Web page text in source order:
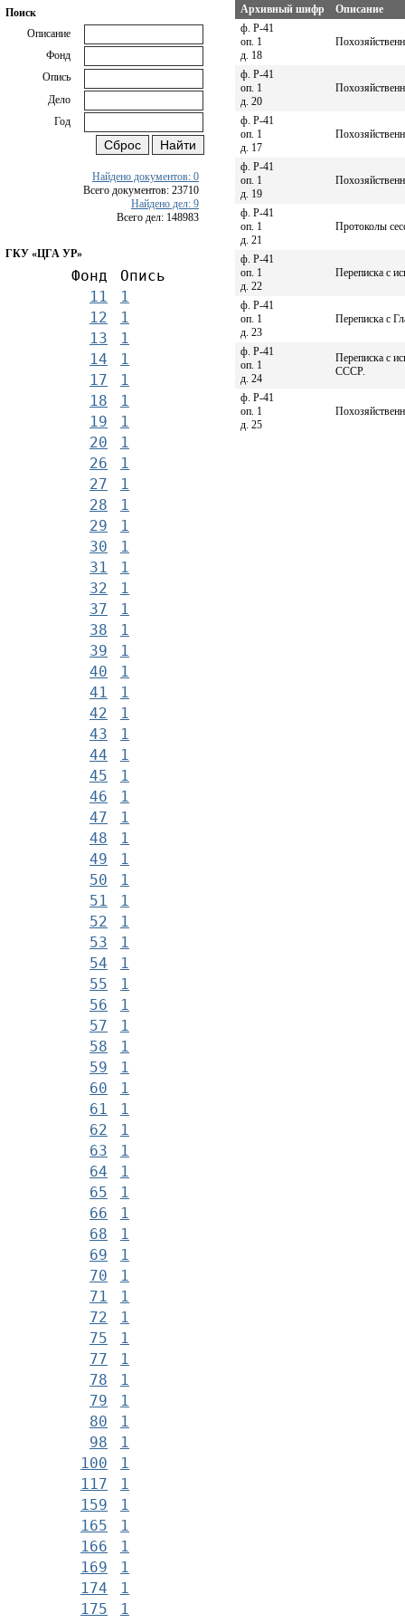
Поиск
Описание
Фонд
Опись
Дело
Год
Найдено документов: 0
Всего документов: 23710
Найдено дел: 9
Всего дел: 148983
ГКУ «ЦГА УР»
Фонд
Опись
11
1
12
1
13
1
14
1
17
1
18
1
19
1
20
1
26
1
27
1
28
1
29
1
30
1
31
1
32
1
37
1
38
1
39
1
40
1
41
1
42
1
43
1
44
1
45
1
46
1
47
1
48
1
49
1
50
1
51
1
52
1
53
1
54
1
55
1
56
1
57
1
58
1
59
1
60
1
61
1
62
1
63
1
64
1
65
1
66
1
68
1
69
1
70
1
71
1
72
1
75
1
77
1
78
1
79
1
80
1
98
1
100
1
117
1
159
1
165
1
166
1
169
1
174
1
175
1
Архивный шифр
Описание
ф. Р-41
оп. 1
д. 18
ф. Р-41
оп. 1
д. 20
ф. Р-41
оп. 1
д. 17
ф. Р-41
оп. 1
д. 19
ф. Р-41
оп. 1
д. 21
Протоколы
ф. Р-41
оп. 1
д. 22
Переписка с
ф. Р-41
оп. 1
д. 23
Переписка с
ф. Р-41
оп. 1
д. 24
Переписка с
СССР.
ф. Р-41
оп. 1
д. 25